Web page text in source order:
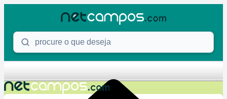
Procure o que deseja